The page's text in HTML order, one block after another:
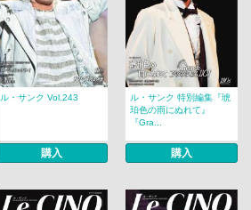
ル・サンク Vol.243
購入
ル・サンク 特別編集『琥
珀色の雨にぬれて』
『Gra...
購入